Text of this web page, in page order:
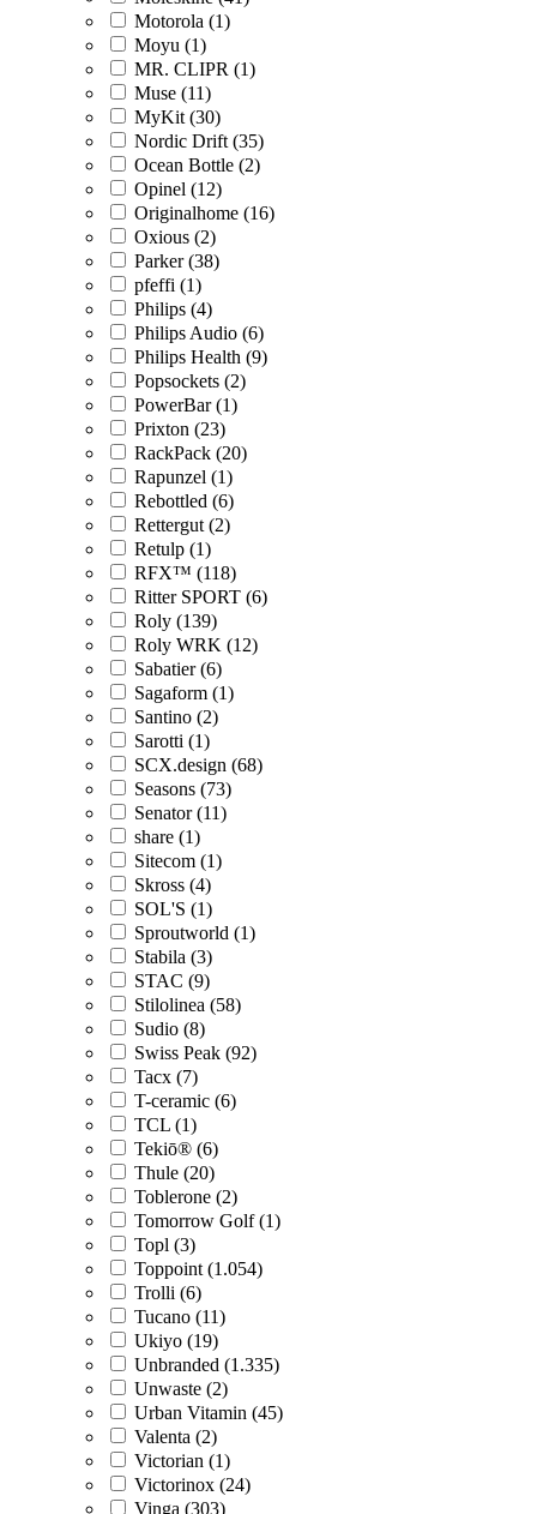
Motorola (1)
Moyu (1)
MR. CLIPR (1)
Muse (11)
MyKit (30)
Nordic Drift (35)
Ocean Bottle (2)
Opinel (12)
Originalhome (16)
Oxious (2)
Parker (38)
pfeffi (1)
Philips (4)
Philips Audio (6)
Philips Health (9)
Popsockets (2)
PowerBar (1)
Prixton (23)
RackPack (20)
Rapunzel (1)
Rebottled (6)
Rettergut (2)
Retulp (1)
RFX™ (118)
Ritter SPORT (6)
Roly (139)
Roly WRK (12)
Sabatier (6)
Sagaform (1)
Santino (2)
Sarotti (1)
SCX.design (68)
Seasons (73)
Senator (11)
share (1)
Sitecom (1)
Skross (4)
SOL'S (1)
Sproutworld (1)
Stabila (3)
STAC (9)
Stilolinea (58)
Sudio (8)
Swiss Peak (92)
Tacx (7)
T-ceramic (6)
TCL (1)
Tekiō® (6)
Thule (20)
Toblerone (2)
Tomorrow Golf (1)
Topl (3)
Toppoint (1.054)
Trolli (6)
Tucano (11)
Ukiyo (19)
Unbranded (1.335)
Unwaste (2)
Urban Vitamin (45)
Valenta (2)
Victorian (1)
Victorinox (24)
Vinga (303)